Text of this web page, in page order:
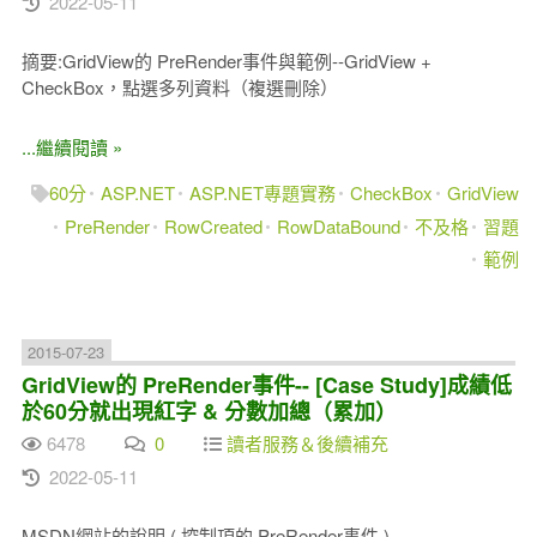
摘要:GridView的 PreRender事件與範例--GridView +
CheckBox，點選多列資料（複選刪除）
...繼續閱讀 »
60分 ASP.NET ASP.NET專題實務 CheckBox
GridView
PreRender
RowCreated RowDataBound 不及格
習題
範例
2015-07-23
GridView的 PreRender事件-- [Case Study]成績低
於60分就出現紅字 & 分數加總（累加）
6478 0
讀者服務＆後續補充
2022-05-11